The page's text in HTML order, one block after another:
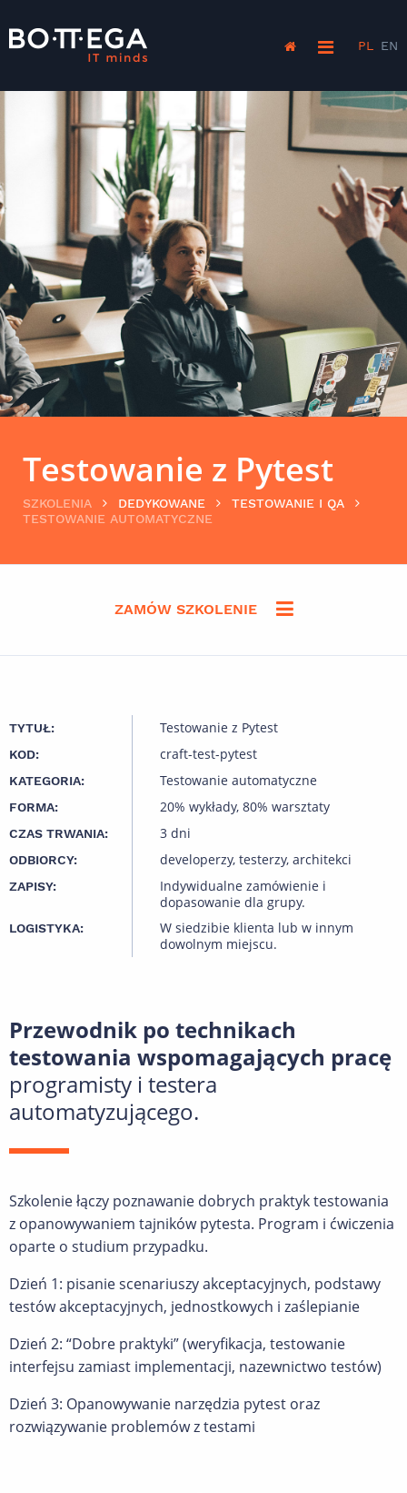
PL EN
Testowanie z Pytest
SZKOLENIA DEDYKOWANE
TESTOWANIE I QA
TESTOWANIE AUTOMATYCZNE
ZAMÓW SZKOLENIE
TYTUŁ: Testowanie z Pytest
KOD: craft-test-pytest
KATEGORIA: Testowanie automatyczne
FORMA: 20% wykłady, 80% warsztaty
CZAS TRWANIA: 3 dni
ODBIORCY: developerzy, testerzy, architekci
ZAPISY:
Indywidualne zamówienie i
dopasowanie dla grupy.
LOGISTYKA:
W siedzibie klienta lub w innym
dowolnym miejscu.
Przewodnik po technikach
testowania wspomagających pracę
programisty i testera
automatyzującego.
Szkolenie łączy poznawanie dobrych praktyk testowania
z opanowywaniem tajników pytesta. Program i ćwiczenia
oparte o studium przypadku.
Dzień 1: pisanie scenariuszy akceptacyjnych, podstawy
testów akceptacyjnych, jednostkowych i zaślepianie
Dzień 2: “Dobre praktyki” (weryfikacja, testowanie
interfejsu zamiast implementacji, nazewnictwo testów)
Dzień 3: Opanowywanie narzędzia pytest oraz
rozwiązywanie problemów z testami